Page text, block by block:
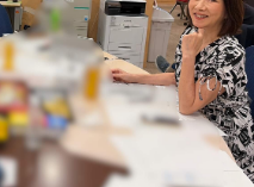
い分、言い訳みたいなこ
そこから先の話です」
憲、つまり中道の人たち